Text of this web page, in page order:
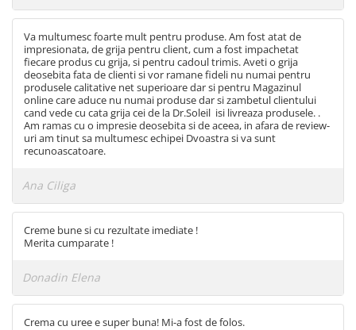
Va multumesc foarte mult pentru produse. Am fost atat de
impresionata, de grija pentru client, cum a fost impachetat
fiecare produs cu grija, si pentru cadoul trimis. Aveti o grija
deosebita fata de clienti si vor ramane fideli nu numai pentru
produsele calitative net superioare dar si pentru Magazinul
online care aduce nu numai produse dar si zambetul clientului
cand vede cu cata grija cei de la Dr.Soleil isi livreaza produsele. .
Am ramas cu o impresie deosebita si de aceea, in afara de review-
uri am tinut sa multumesc echipei Dvoastra si va sunt
recunoascatoare.
Ana Ciliga
Creme bune si cu rezultate imediate !
Merita cumparate !
Donadin Elena
Crema cu uree e super buna! Mi-a fost de folos.